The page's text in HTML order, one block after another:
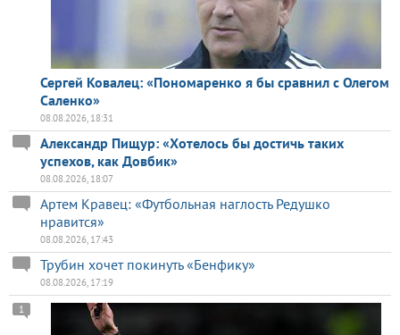
Сергей Ковалец: «Пономаренко я бы сравнил с Олегом
Саленко»
08.08.2026, 18:31
Александр Пищур: «Хотелось бы достичь таких
успехов, как Довбик»
08.08.2026, 18:07
Артем Кравец: «Футбольная наглость Редушко
нравится»
08.08.2026, 17:43
Трубин хочет покинуть «Бенфику»
08.08.2026, 17:19
1